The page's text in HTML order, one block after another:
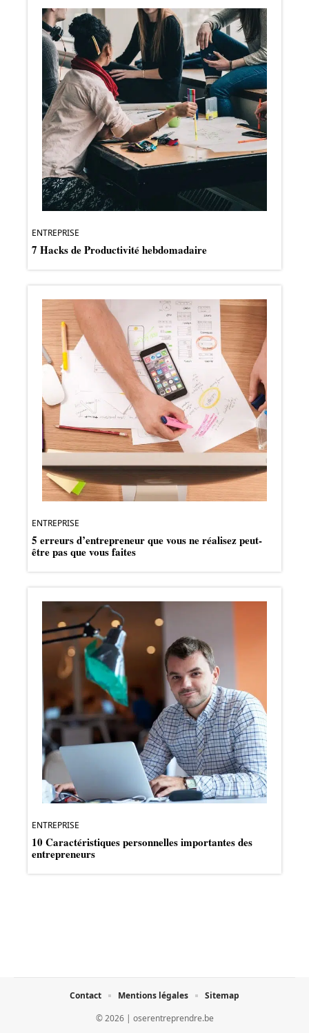
ENTREPRISE
7 Hacks de Productivité hebdomadaire
ENTREPRISE
5 erreurs d’entrepreneur que vous ne réalisez peut-
être pas que vous faites
ENTREPRISE
10 Caractéristiques personnelles importantes des
entrepreneurs
© 2026 | oserentreprendre.be
Contact Mentions légales Sitemap